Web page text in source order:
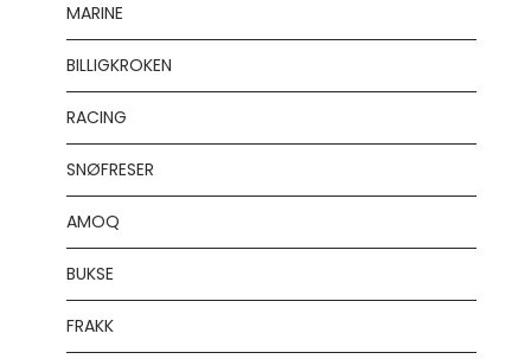
MARINE
BILLIGKROKEN
RACING
SNØFRESER
AMOQ
BUKSE
FRAKK